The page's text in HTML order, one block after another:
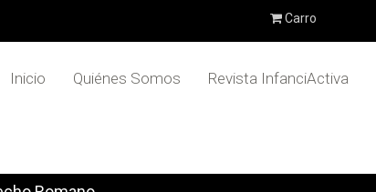
Carro
Inicio Quiénes Somos Revista InfanciActiva